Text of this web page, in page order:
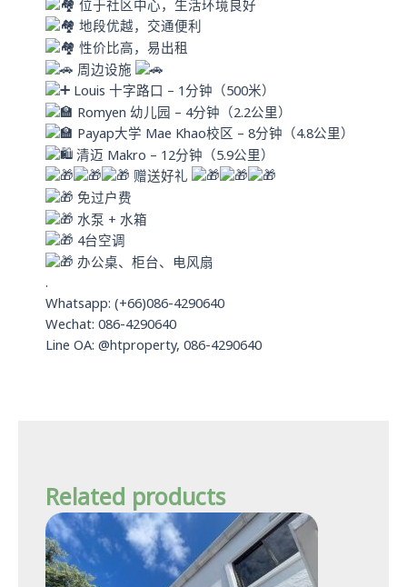
位于社区中心，生活环境良好
地段优越，交通便利
性价比高，易出租
周边设施
Louis 十字路口 – 1分钟（500米）
Romyen 幼儿园 – 4分钟（2.2公里）
Payap大学 Mae Khao校区 – 8分钟（4.8公里）
清迈 Makro – 12分钟（5.9公里）
赠送好礼
免过户费
水泵 + 水箱
4台空调
办公桌、柜台、电风扇
.
Whatsapp: (+66)086-4290640
Wechat: 086-4290640
Line OA: @htproperty, 086-4290640
Related products